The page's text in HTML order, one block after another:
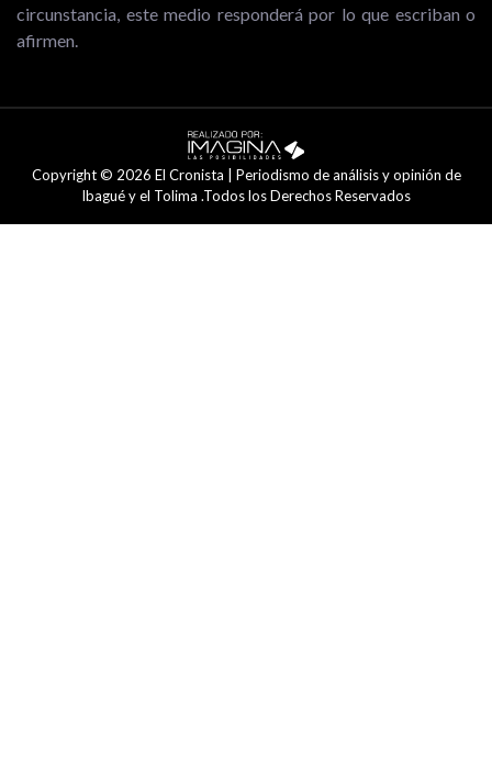
circunstancia, este medio responderá por lo que escriban o
afirmen.
Copyright © 2026 El Cronista | Periodismo de análisis y opinión de
Ibagué y el Tolima .Todos los Derechos Reservados